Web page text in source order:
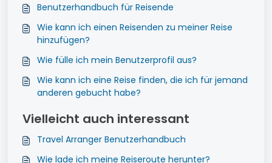
Benutzerhandbuch für Reisende
Wie kann ich einen Reisenden zu meiner Reise
hinzufügen?
Wie fülle ich mein Benutzerprofil aus?
Wie kann ich eine Reise finden, die ich für jemand
anderen gebucht habe?
Vielleicht auch interessant
Travel Arranger Benutzerhandbuch
Wie lade ich meine Reiseroute herunter?